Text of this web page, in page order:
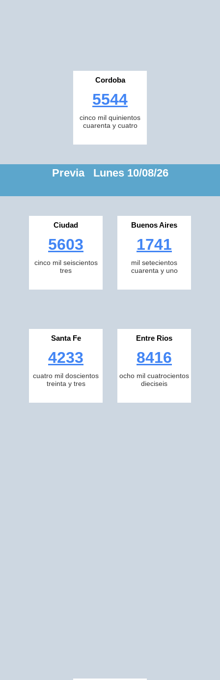
Cordoba
5544
cinco mil quinientos
cuarenta y cuatro
Previa Lunes 10/08/26
Ciudad
5603
cinco mil seiscientos
tres
Buenos Aires
1741
mil setecientos
cuarenta y uno
Santa Fe
4233
cuatro mil doscientos
treinta y tres
Entre Rios
8416
ocho mil cuatrocientos
dieciseis